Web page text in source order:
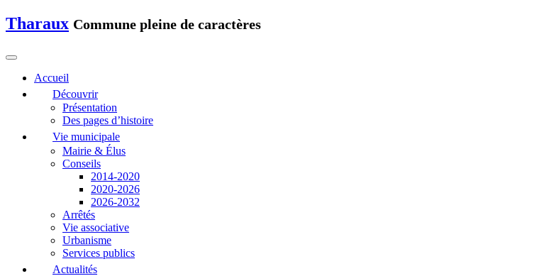
Tharaux Commune pleine de caractères
Accueil
Découvrir
Présentation
Des pages d’histoire
Vie municipale
Mairie & Élus
Conseils
2014-2020
2020-2026
2026-2032
Arrêtés
Vie associative
Urbanisme
Services publics
Actualités